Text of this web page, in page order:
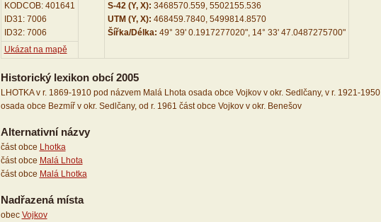
KODCOB: 401641
ID31: 7006
ID32: 7006
S-42 (Y, X): 3468570.559, 5502155.536
UTM (Y, X): 468459.7840, 5499814.8570
Šířka/Délka: 49° 39' 0.1917277020", 14° 33' 47.0487275700"
Ukázat na mapě
Historický lexikon obcí 2005
LHOTKA v r. 1869-1910 pod názvem Malá Lhota osada obce Vojkov v okr. Sedlčany, v r. 1921-1950
osada obce Bezmíř v okr. Sedlčany, od r. 1961 část obce Vojkov v okr. Benešov
Alternativní názvy
část obce Lhotka
část obce Malá Lhota
část obce Malá Lhotka
Nadřazená místa
obec Vojkov